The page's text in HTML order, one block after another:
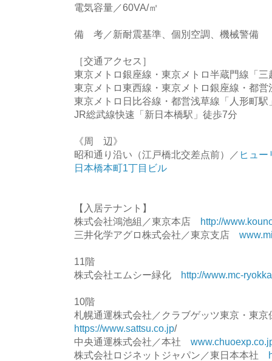
電気容量／60VA/㎡
備 考／新耐震基準、個別空調、機械警備
［交通アクセス］
東京メトロ銀座線・東京メトロ半蔵門線「三
東京メトロ東西線・東京メトロ銀座線・都
東京メトロ日比谷線・都営浅草線「人形町駅
JR総武線快速「新日本橋駅」徒歩7分
《周 辺》
昭和通り沿い（江戸橋北交差点前）／ ヒュ
日本橋本町1丁目ビル
【入居テナント】
株式会社鴻池組／東京本店 http://
三井化学アグロ株式会社／東京支店
11階
株式会社エムシー緑化 http://www.mc-
10階
札幌通運株式会社／クラブゲッツ東京・東
https://www.sattsu.co.jp/
中央通運株式会社／本社
株式会社ロジネットジャパン／東日本本社